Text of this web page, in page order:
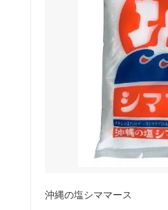
沖縄の塩シママース